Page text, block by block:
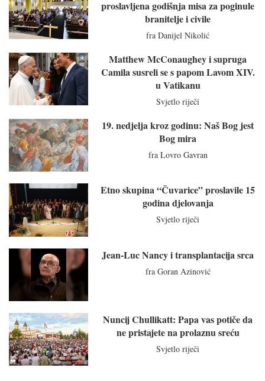
proslavljena godišnja misa za poginule
branitelje i civile
fra Danijel Nikolić
Matthew McConaughey i supruga
Camila susreli se s papom Lavom XIV.
u Vatikanu
Svjetlo riječi
19. nedjelja kroz godinu: Naš Bog jest
Bog mira
fra Lovro Gavran
Etno skupina “Čuvarice” proslavile 15
godina djelovanja
Svjetlo riječi
Jean-Luc Nancy i transplantacija srca
fra Goran Azinović
Nuncij Chullikatt: Papa vas potiče da
ne pristajete na prolaznu sreću
Svjetlo riječi